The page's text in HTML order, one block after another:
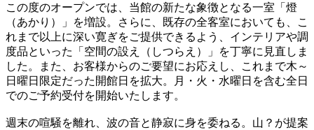
この度のオープンでは、当館の新たな象徴となる一室「燈
（あかり）」を増設。さらに、既存の全客室においても、こ
れまで以上に深い寛ぎをご提供できるよう、インテリアや調
度品といった「空間の設え（しつらえ）」を丁寧に見直しま
した。また、お客様からのご要望にお応えし、これまで木～
日曜日限定だった開館日を拡大。月・火・水曜日を含む全日
でのご予約受付を開始いたします。
週末の喧騒を離れ、波の音と静寂に身を委ねる。山？が提案